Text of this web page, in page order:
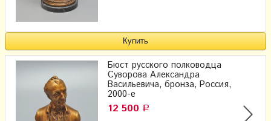
Бюст русского полководца
Суворова Александра
Васильевича, бронза, Россия,
2000-е
12 500 Р